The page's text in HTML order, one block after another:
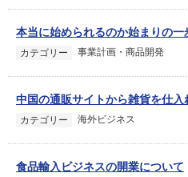
本当に始められるのか始まりの一
カテゴリー 事業計画・商品開発
中国の通販サイトから雑貨を仕入
カテゴリー 海外ビジネス
食品輸入ビジネスの開業について